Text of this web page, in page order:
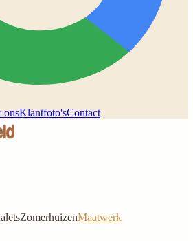
onsKlantfoto'sContact
ZomerhuizenMaatwerk